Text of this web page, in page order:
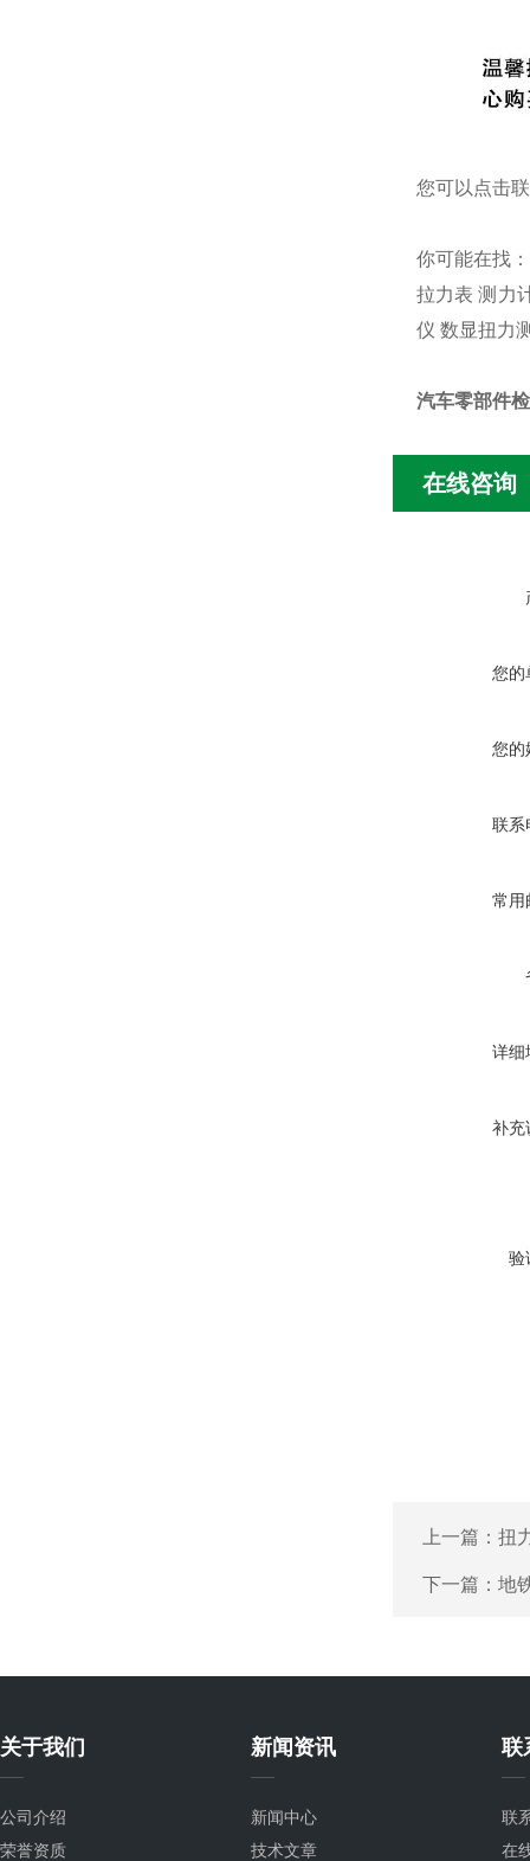
您可以点击
你可能在找：
拉力表 测力
仪 数显扭力
汽车零部件
在线咨询
您的
您的
联系
常用
详细
补充
验
上一篇： 扭
下一篇： 地
关于我们
公司介绍
荣誉资质
新闻资讯
新闻中心
技术文章
联
联
在